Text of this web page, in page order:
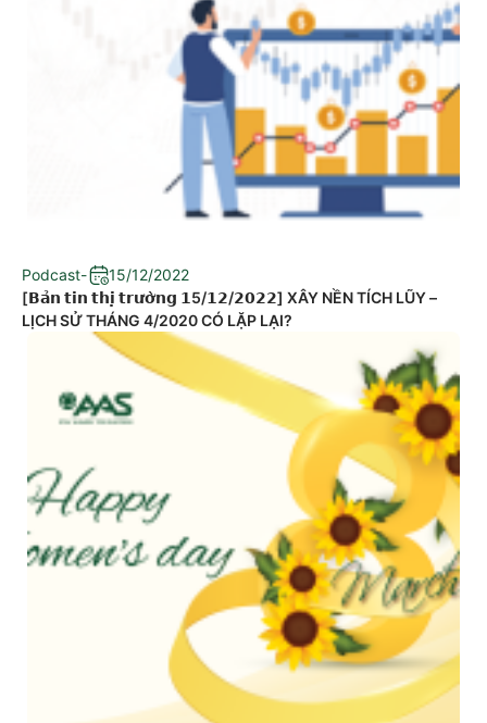
Podcast-
15/12/2022
[𝗕𝗮̉𝗻 𝘁𝗶𝗻 𝘁𝗵𝗶̣ 𝘁𝗿𝘂̛𝗼̛̀𝗻𝗴 𝟭5/𝟭𝟮/𝟮𝟬𝟮𝟮] XÂY NỀN TÍCH LŨY –
LỊCH SỬ THÁNG 4/2020 CÓ LẶP LẠI?